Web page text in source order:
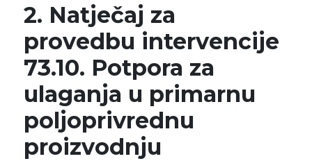
2. Natječaj za
provedbu intervencije
73.10. Potpora za
ulaganja u primarnu
poljoprivrednu
proizvodnju